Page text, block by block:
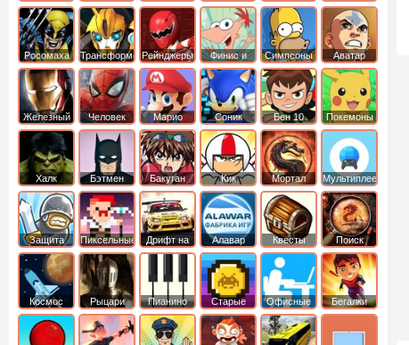
войны
Карибского
Моря
Росомаха ТрансформерыРейнджеры
Самураи
Финис и
Ферб
Симпсоны
Аватар
легенда об
Аанге
Железный
человек
Человек
Паук
Марио Соник Бен 10 Покемоны
Халк Бэтмен Бакуган
Кик
Бутовский
Мортал
комбат
Мультиплеер
Защита
королевства
Пиксельные
Дрифт на
машинах
Алавар Квесты
Поиск
предметов
Космос Рыцари Пианино Старые Офисные Бегалки